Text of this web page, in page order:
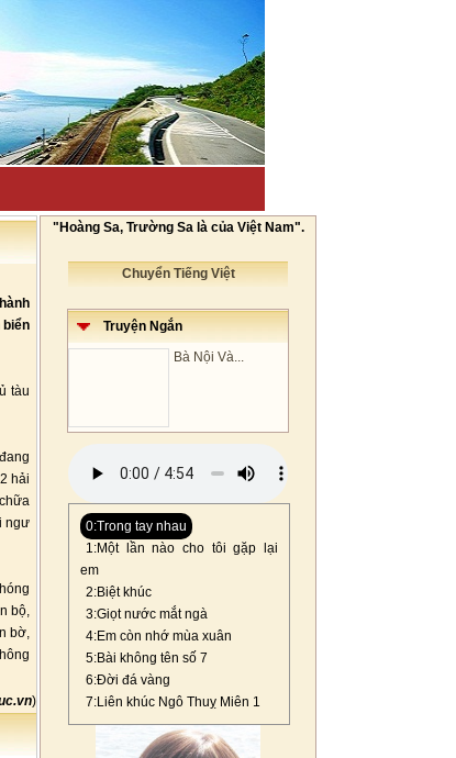
biển
tàu
hải
ngư
bộ,
bờ,
)
"Hoàng Sa, Trường Sa là của Việt Nam".
Chuyển Tiếng Việt
Truyện Ngắn
Bà Nội Và...
0:Trong tay nhau
1:Một lần nào cho tôi gặp lại
em
2:Biệt khúc
3:Giọt nước mắt ngà
4:Em còn nhớ mùa xuân
5:Bài không tên số 7
6:Đời đá vàng
7:Liên khúc Ngô Thuỵ Miên 1